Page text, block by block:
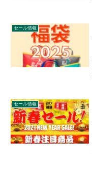
セール情報
セール情報